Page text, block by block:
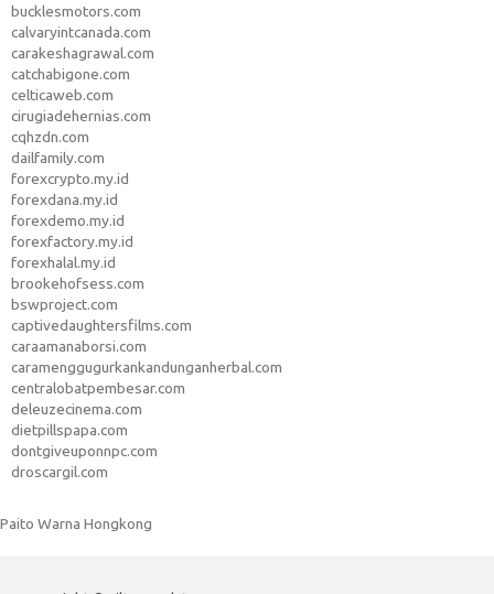
bucklesmotors.com
calvaryintcanada.com
carakeshagrawal.com
catchabigone.com
celticaweb.com
cirugiadehernias.com
cqhzdn.com
dailfamily.com
forexcrypto.my.id
forexdana.my.id
forexdemo.my.id
forexfactory.my.id
forexhalal.my.id
brookehofsess.com
bswproject.com
captivedaughtersfilms.com
caraamanaborsi.com
caramenggugurkankandunganherbal.com
centralobatpembesar.com
deleuzecinema.com
dietpillspapa.com
dontgiveuponnpc.com
droscargil.com
Paito Warna Hongkong